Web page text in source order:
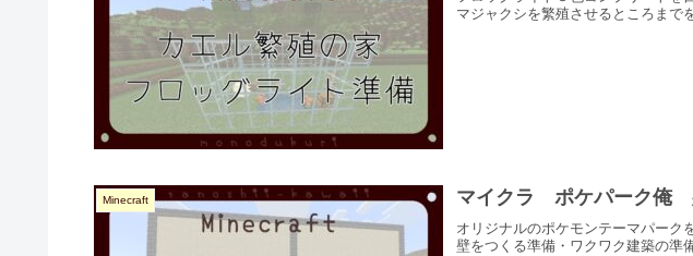
マジャクシを繁殖させるところまで
Minecraft マイクラ ポケパーク俺
オリジナルのポケモンテーマパーク
壁をつくる準備・ワクワク建築の準